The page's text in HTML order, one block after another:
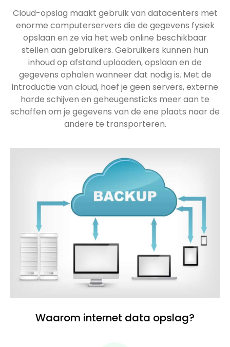
Cloud-opslag maakt gebruik van datacenters met
enorme computerservers die de gegevens fysiek
opslaan en ze via het web online beschikbaar
stellen aan gebruikers. Gebruikers kunnen hun
inhoud op afstand uploaden, opslaan en de
gegevens ophalen wanneer dat nodig is. Met de
introductie van cloud, hoef je geen servers, externe
harde schijven en geheugensticks meer aan te
schaffen om je gegevens van de ene plaats naar de
andere te transporteren.
Waarom internet data opslag?